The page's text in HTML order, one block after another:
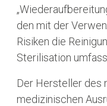
den mit der
Risiken die
Sterilisation
Der Hersteller des
medizinischen